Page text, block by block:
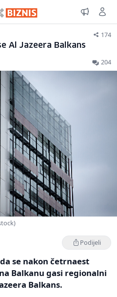
174
Al Jazeera Balkans
204
Podijeli
se nakon četrnaest
Balkanu gasi regionalni
Balkans.